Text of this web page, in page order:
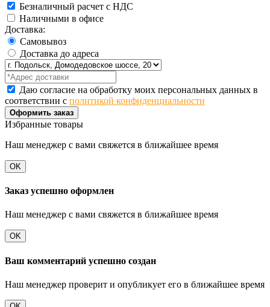
Безналичный расчет с НДС
Наличными в офисе
Доставка:
Самовывоз
Доставка до адреса
Даю согласие на обработку моих персональных данных в
соответствии с политикой конфиденциальности
Оформить заказ
Избранные товары
Наш менеджер с вами свяжется в ближайшее время
OK
Заказ успешно оформлен
Наш менеджер с вами свяжется в ближайшее время
OK
Ваш комментарий успешно создан
Наш менеджер проверит и опубликует его в ближайшее время